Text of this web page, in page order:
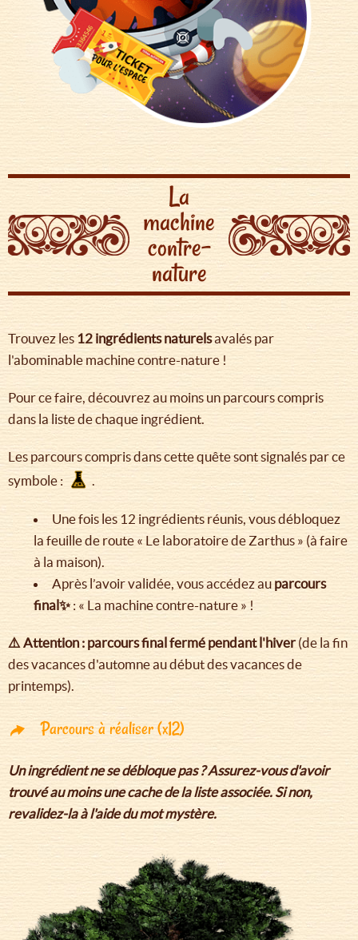
La
machine
contre-
nature
Trouvez les12 ingrédients naturelsavalés par
l'abominable machine contre-nature !
Pour ce faire, découvrez au moins un parcours compris
dans la liste de chaque ingrédient.
Les parcours compris dans cette quête sont signalés par ce
symbole :
.
Une fois les 12 ingrédients réunis, vous débloquez
la feuille de route « Le laboratoire de Zarthus » (à faire
à la maison).
Après l’avoir validée, vous accédez au parcours
final✨ : « La machine contre-nature » !
⚠️ Attention : parcours final fermé pendant l'hiver(de la fin
des vacances d'automne au début des vacances de
printemps).
Parcours à réaliser (x12)
Un ingrédient ne se débloque pas ? Assurez-vous d'avoir
trouvé au moins une cache de la liste associée. Si non,
revalidez-la à l'aide du mot mystère.